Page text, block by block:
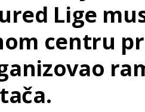
Lige
centru